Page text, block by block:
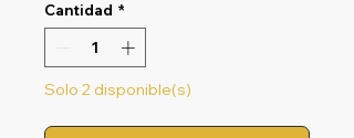
Cantidad *
Solo 2 disponible(s)